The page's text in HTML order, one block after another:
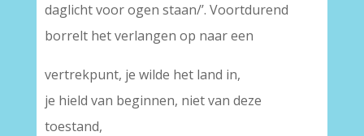
daglicht voor ogen staan/’. Voortdurend
borrelt het verlangen op naar een
vertrekpunt, je wilde het land in,
je hield van beginnen, niet van deze
toestand,